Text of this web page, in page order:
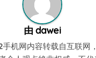
由 dawei
手机网内容转载自互联网